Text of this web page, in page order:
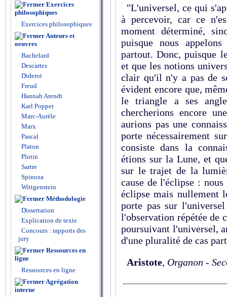
Exercices
philosophiques
Exercices philosophiques
Auteurs et
oeuvres
Bachelard
Descartes
Diderot
Freud
Hannah Arendt
Karl Popper
Marc-Aurèle
Marx
Pascal
Platon
Plotin
Sartre
Spinoza
Wittgenstein
Méthodologie
Dissertation
Explication de texte
Concours : rapports des
jury
Ressources en
ligne
Ressources en ligne
Agrégation
interne
"L'universel, ce qui
à percevoir, car ce
moment déterminé,
puisque nous
partout. Donc, puisque
et que les notions
clair qu'il n'y a pas de
évident encore que,
le triangle a ses
chercherions encore
aurions pas une
porte nécessairement
consiste dans la
étions sur la Lune, et
sur le trajet de la
cause de l'éclipse :
éclipse mais nullement
porte pas sur
l'observation répétée de
poursuivant l'universel,
d'une pluralité de cas
Aristote, Organon -